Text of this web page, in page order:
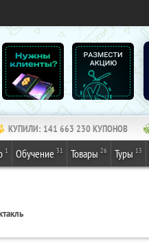
КУПИЛИ: 141 663 230КУПОНОВ
1 Обучение 31 Товары 26 Туры 13